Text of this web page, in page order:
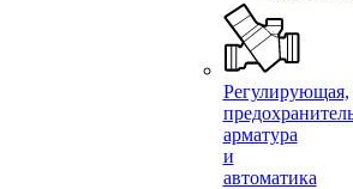
Регулирующая,
арматура
и
автоматика